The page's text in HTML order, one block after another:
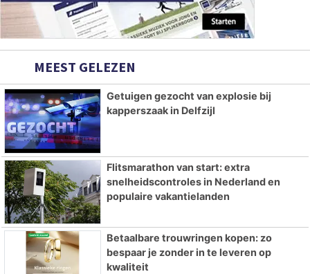
MEEST GELEZEN
Getuigen gezocht van explosie bij
kapperszaak in Delfzijl
Flitsmarathon van start: extra
snelheidscontroles in Nederland en
populaire vakantielanden
Betaalbare trouwringen kopen: zo
bespaar je zonder in te leveren op
kwaliteit